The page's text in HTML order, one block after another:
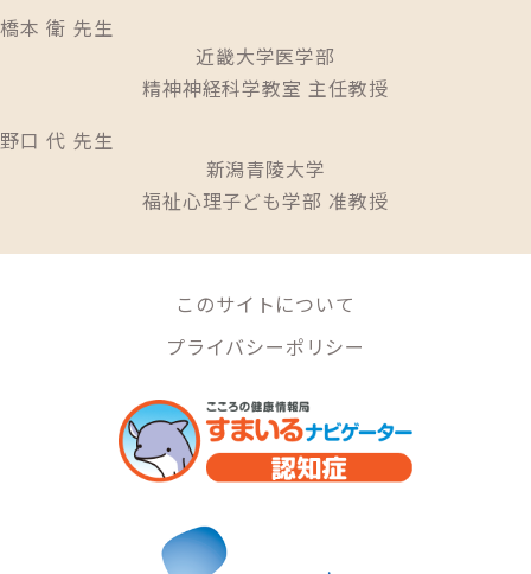
橋本 衛 先生
近畿大学医学部
精神神経科学教室 主任教授
野口 代 先生
新潟青陵大学
福祉心理子ども学部 准教授
このサイトについて
プライバシーポリシー